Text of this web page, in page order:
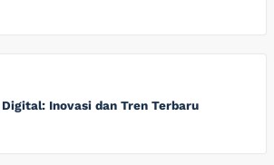
Inovasi dan Tren Terbaru